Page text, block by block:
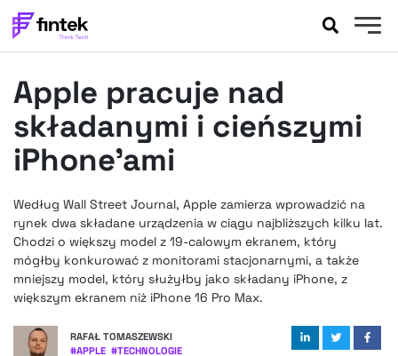
BANKOWOŚĆ
EVENTY
FELIETONY
WYWIADY
PODCASTY
FINTEKEXTRA
OKIEM EKSPERTA
Apple pracuje nad
składanymi i cieńszymi
iPhone'ami
Według Wall Street Journal, Apple zamierza wprowadzić na
rynek dwa składane urządzenia w ciągu najbliższych kilku lat.
Chodzi o większy model z 19-calowym ekranem, który
mógłby konkurować z monitorami stacjonarnymi, a także
mniejszy model, który służyłby jako składany iPhone, z
większym ekranem niż iPhone 16 Pro Max.
RAFAŁ TOMASZEWSKI
#APPLE #TECHNOLOGIE